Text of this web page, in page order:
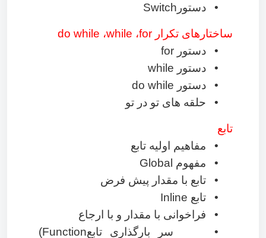
•
دستور Switch
ساختارهای تکرار for، while، do while
•
دستور for
•
دستور while
•
دستور do while
•
حلقه های تو در تو
تابع
•
مفاهیم اولیه تابع
•
مفهوم Global
•
تابع با مقدار پیش فرض
•
تابع Inline
•
فراخوانی با مقدار و با ارجاع
•
سر بارگذاری تابع(Function